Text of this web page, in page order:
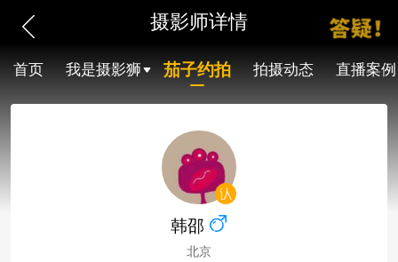
摄影师详情
首页 我是摄影狮 茄子约拍 拍摄动态 直播案例
韩邵
北京